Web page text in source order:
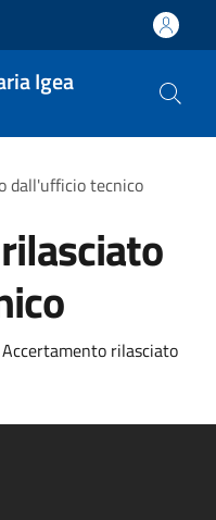
Igea
dall'ufficio tecnico
rilasciato